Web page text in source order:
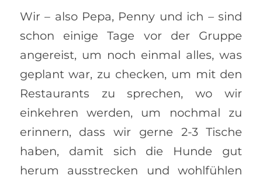
Wir – also Pepa, Penny und ich – sind
schon einige Tage vor der Gruppe
angereist, um noch einmal alles, was
geplant war, zu checken, um mit den
Restaurants zu sprechen, wo wir
einkehren werden, um nochmal zu
erinnern, dass wir gerne 2-3 Tische
haben, damit sich die Hunde gut
herum ausstrecken und wohlfühlen